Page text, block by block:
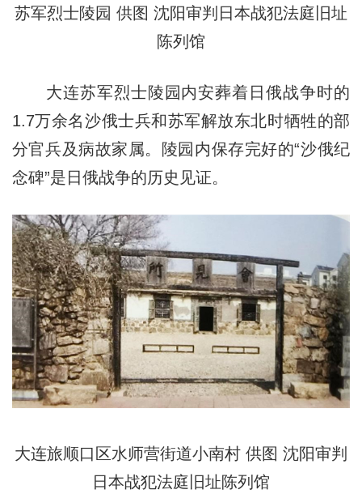
苏军烈士陵园 供图 沈阳审判日本战犯法庭旧址
陈列馆
大连苏军烈士陵园内安葬着日俄战争时的
1.7万余名沙俄士兵和苏军解放东北时牺牲的部
分官兵及病故家属。陵园内保存完好的“沙俄纪
念碑”是日俄战争的历史见证。
大连旅顺口区水师营街道小南村 供图 沈阳审判
日本战犯法庭旧址陈列馆